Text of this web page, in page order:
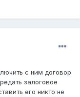
с ним договор
залоговое
его никто не